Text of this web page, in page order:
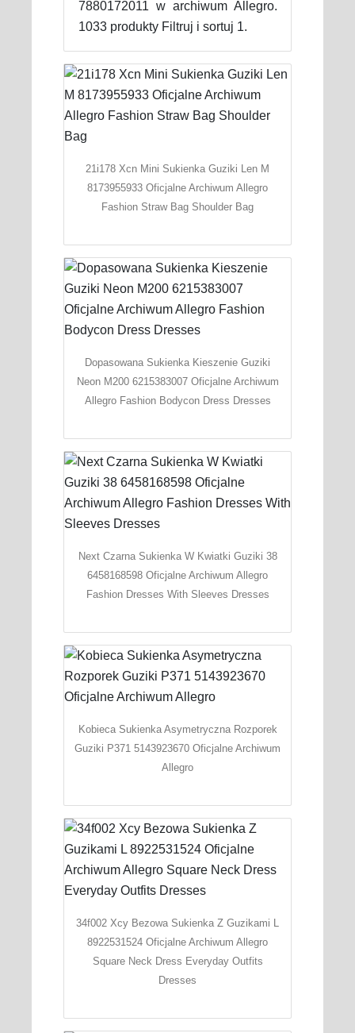
7880172011 w archiwum Allegro.
1033 produkty Filtruj i sortuj 1.
21i178 Xcn Mini Sukienka Guziki Len M
8173955933 Oficjalne Archiwum Allegro
Fashion Straw Bag Shoulder Bag
Dopasowana Sukienka Kieszenie Guziki
Neon M200 6215383007 Oficjalne Archiwum
Allegro Fashion Bodycon Dress Dresses
Next Czarna Sukienka W Kwiatki Guziki 38
6458168598 Oficjalne Archiwum Allegro
Fashion Dresses With Sleeves Dresses
Kobieca Sukienka Asymetryczna Rozporek
Guziki P371 5143923670 Oficjalne Archiwum
Allegro
34f002 Xcy Bezowa Sukienka Z Guzikami L
8922531524 Oficjalne Archiwum Allegro
Square Neck Dress Everyday Outfits
Dresses